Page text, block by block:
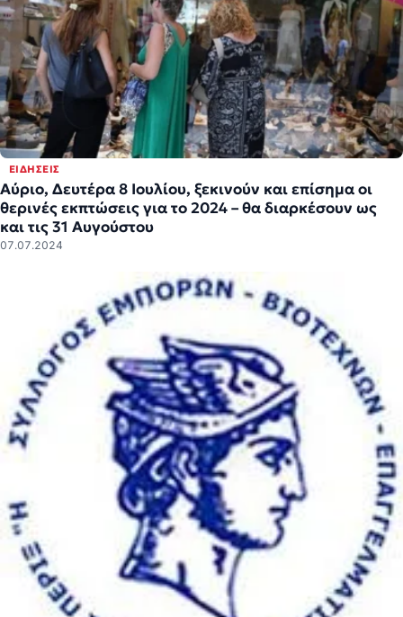
ΕΙΔΉΣΕΙΣ
Αύριο, Δευτέρα 8 Ιουλίου, ξεκινούν και επίσημα οι
θερινές εκπτώσεις για το 2024 – θα διαρκέσουν ως
και τις 31 Αυγούστου
07.07.2024